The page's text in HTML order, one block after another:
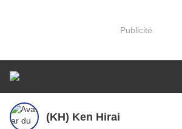
Publicité
(KH) Ken Hirai